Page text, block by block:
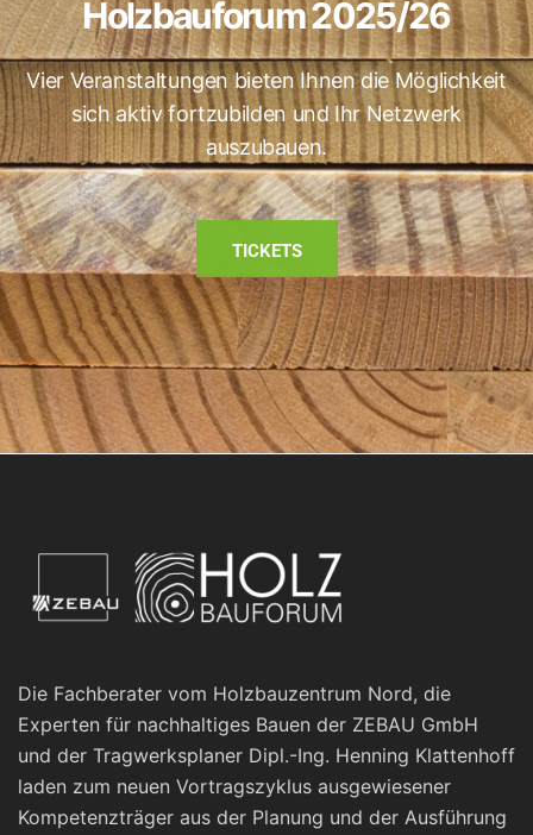
Holzbauforum 2025/26
Vier Veranstaltungen bieten Ihnen die Möglichkeit
sich aktiv fortzubilden und Ihr Netzwerk
auszubauen.
TICKETS
Die Fachberater vom Holzbauzentrum Nord, die
Experten für nachhaltiges Bauen der ZEBAU GmbH
und der Tragwerksplaner Dipl.-Ing. Henning Klattenhoff
laden zum neuen Vortragszyklus ausgewiesener
Kompetenzträger aus der Planung und der Ausführung